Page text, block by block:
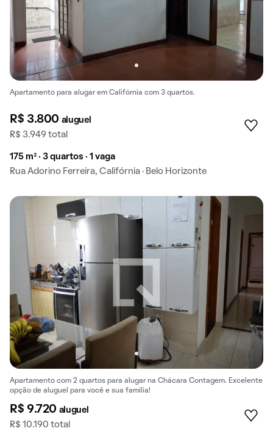
Apartamento para alugar em Califórnia com 3 quartos.
R$ 3.800 aluguel
R$ 3.949 total
175 m² · 3 quartos · 1 vaga
Rua Adorino Ferreira, Califórnia · Belo Horizonte
Apartamento com 2 quartos para alugar na Chácara Contagem. Excelente
opção de aluguel para você e sua família!
R$ 9.720 aluguel
R$ 10.190 total